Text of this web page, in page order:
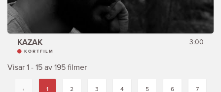
KAZAK 3:00
KORTFILM
Visar 1 - 15 av 195 filmer
‹ 1 2 3 4 5 6 7